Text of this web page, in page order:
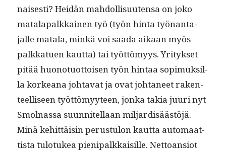
nais­es­ti? Hei­dän mah­dol­lisuuten­sa on joko
mata­la­palkkainen työ (työn hin­ta työ­nan­ta­
jalle mata­la, minkä voi saa­da aikaan myös
palkkat­uen kaut­ta) tai työt­tömyys. Yri­tyk­set
pitää huono­tuot­toisen työn hin­taa sopimuk­sil­
la korkeana johta­vat ja ovat johta­neet rak­en­
teel­liseen työt­tömyy­teen, jon­ka takia juuri nyt
Smol­nas­sa suun­nitel­laan mil­jardis­äästöjä.
Minä kehit­täisin perus­tu­lon kaut­ta automaat­
tista tulo­tukea pieni­palkkaisille. Net­toan­siot